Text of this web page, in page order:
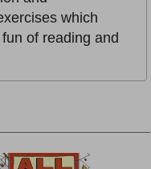
which
of reading and